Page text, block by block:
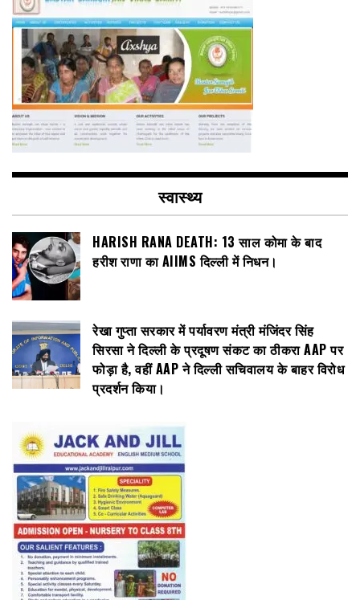
स्वास्थ्य
HARISH RANA DEATH: 13 साल कोमा के बाद
हरीश राणा का AIIMS दिल्ली में निधन।
रेखा गुप्ता सरकार में पर्यावरण मंत्री मंजिंदर सिंह
सिरसा ने दिल्ली के प्रदूषण संकट का ठीकरा AAP पर
फोड़ा है, वहीं AAP ने दिल्ली सचिवालय के बाहर विरोध
प्रदर्शन किया।